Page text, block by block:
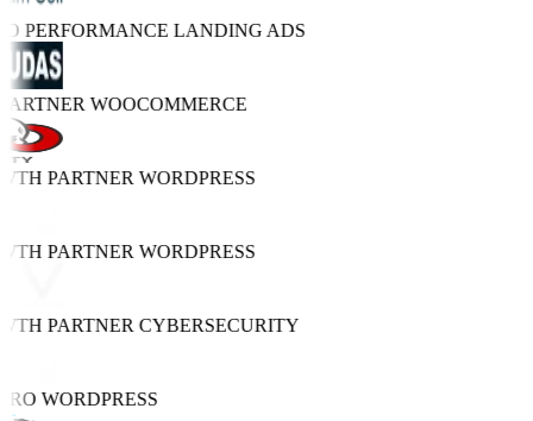
PERFORMANCELANDING ADS
WOOCOMMERCE
PARTNERWORDPRESS
PARTNERWORDPRESS
PARTNERCYBERSECURITY
WORDPRESS